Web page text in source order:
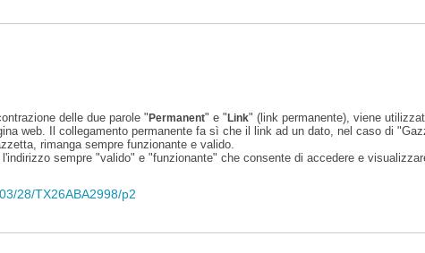
delle due parole "Permanent" e "Link" (link permanente), viene
web. Il collegamento permanente fa sì che il link ad un dato, nel caso di
rimanga sempre funzionante e valido.
l'indirizzo sempre "valido" e "funzionante" che consente di accedere e
28/TX26ABA2998/p2